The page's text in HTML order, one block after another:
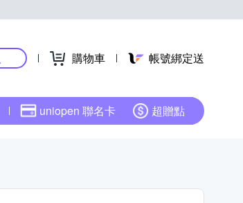
購物車 帳號綁定送
uniopen 聯名卡 超贈點